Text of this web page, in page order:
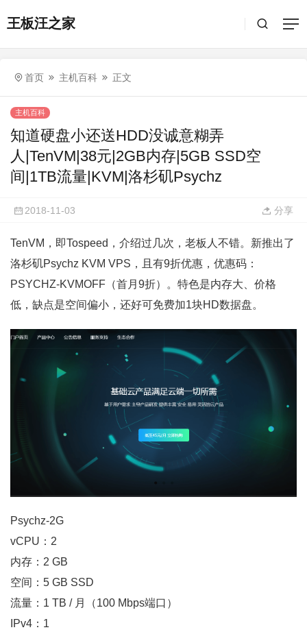
王板汪之家
首页 主机百科 正文
主机百科
知道硬盘小还送HDD没诚意糊弄
人|TenVM|38元|2GB内存|5GB SSD空
间|1TB流量|KVM|洛杉矶Psychz
2018-11-03 分享
TenVM，即Tospeed，介绍过几次，老板人不错。新推出了
洛杉矶Psychz KVM VPS，且有9折优惠，优惠码：
PSYCHZ-KVMOFF（首月9折）。特色是内存大、价格
低，缺点是空间偏小，还好可免费加1块HD数据盘。
Psychz-2G
vCPU：2
内存：2 GB
空间：5 GB SSD
流量：1 TB / 月（100 Mbps端口）
IPv4：1